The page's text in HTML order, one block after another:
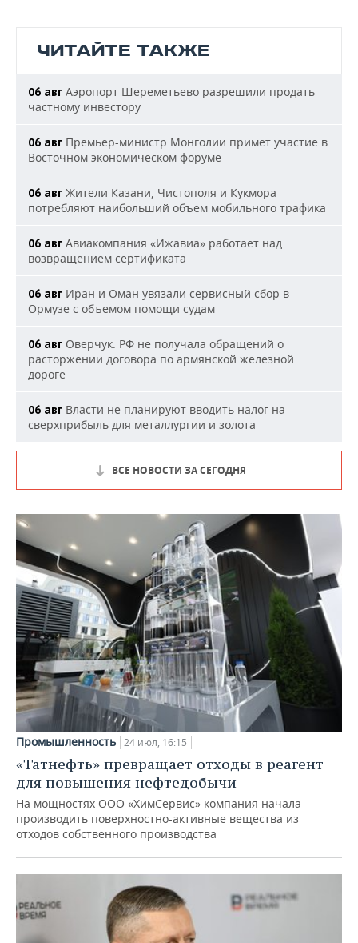
ЧИТАЙТЕ ТАКЖЕ
06 авг Аэропорт Шереметьево разрешили продать
частному инвестору
06 авг Премьер-министр Монголии примет участие в
Восточном экономическом форуме
06 авг Жители Казани, Чистополя и Кукмора
потребляют наибольший объем мобильного трафика
06 авг Авиакомпания «Ижавиа» работает над
возвращением сертификата
06 авг Иран и Оман увязали сервисный сбор в
Ормузе с объемом помощи судам
06 авг Оверчук: РФ не получала обращений о
расторжении договора по армянской железной
дороге
06 авг Власти не планируют вводить налог на
сверхприбыль для металлургии и золота
ВСЕ НОВОСТИ ЗА СЕГОДНЯ
Промышленность 24 июл, 16:15
«Татнефть» превращает отходы в реагент
для повышения нефтедобычи
На мощностях ООО «ХимСервис» компания начала
производить поверхностно-активные вещества из
отходов собственного производства